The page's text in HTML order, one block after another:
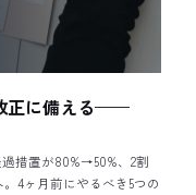
正に備える——
措置が80%→50%、2割
4ヶ月前にやるべき5つの